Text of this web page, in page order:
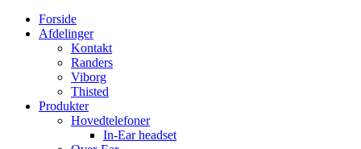
Forside
Afdelinger
Kontakt
Randers
Viborg
Thisted
Produkter
Hovedtelefoner
In-Ear headset